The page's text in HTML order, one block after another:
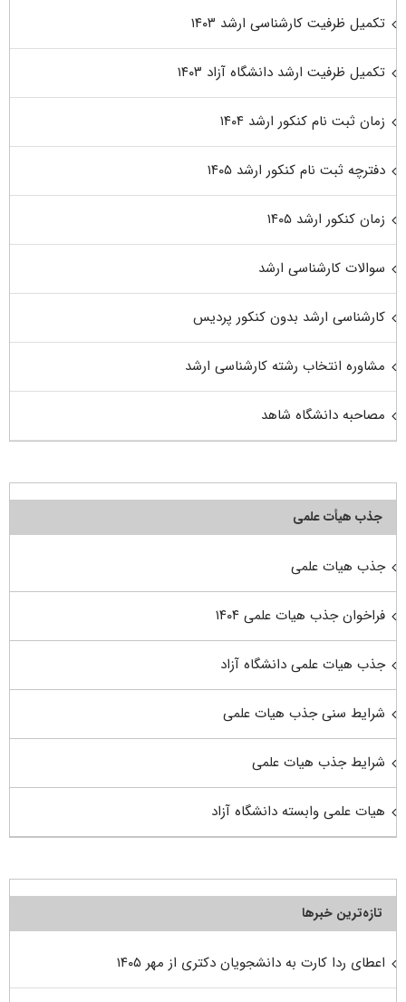
تکمیل ظرفیت کارشناسی ارشد ۱۴۰۳
تکمیل ظرفیت ارشد دانشگاه آزاد ۱۴۰۳
زمان ثبت نام کنکور ارشد ۱۴۰۴
دفترچه ثبت نام کنکور ارشد ۱۴۰۵
زمان کنکور ارشد ۱۴۰۵
سوالات کارشناسی ارشد
کارشناسی ارشد بدون کنکور پردیس
مشاوره انتخاب رشته کارشناسی ارشد
مصاحبه دانشگاه شاهد
جذب هیأت علمی
جذب هیات علمی
فراخوان جذب هیات علمی ۱۴۰۴
جذب هیات علمی دانشگاه آزاد
شرایط سنی جذب هیات علمی
شرایط جذب هیات علمی
هیات علمی وابسته دانشگاه آزاد
تازه‌ترین خبرها
اعطای ردا کارت به دانشجویان دکتری از مهر ۱۴۰۵